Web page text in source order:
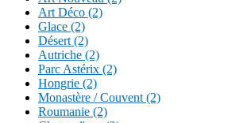
Art Déco (2)
Glace (2)
Désert (2)
Autriche (2)
Parc Astérix (2)
Hongrie (2)
Monastère / Couvent (2)
Roumanie (2)